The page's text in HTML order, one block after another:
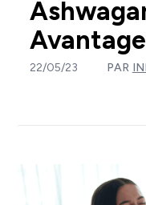
22/05/23 PAR